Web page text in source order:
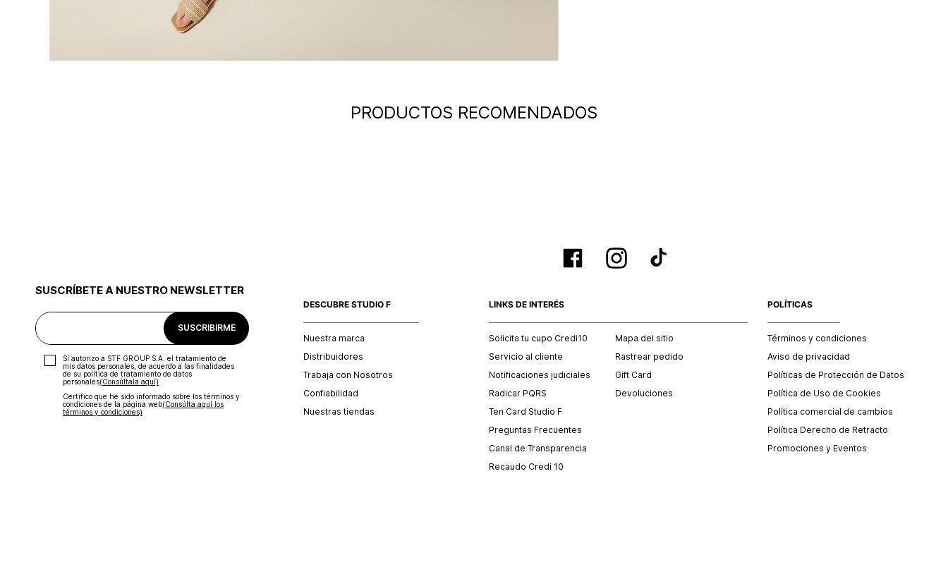
PRODUCTOS RECOMENDADOS
SUSCRÍBETE A NUESTRO NEWSLETTER
SUSCRIBIRME
Sí autorizo a STF GROUP S.A. el tratamiento de
mis datos personales, de acuerdo a las finalidades
de su política de tratamiento de datos
personales‎(Consúltala aquí)
Certifico que he sido informado sobre los términos y
condiciones de la página web‎(Consúlta aquí los
términos y condiciones)
DESCUBRE STUDIO F
Nuestra marca
Distribuidores
Trabaja con Nosotros
Confiabilidad
Nuestras tiendas
LINKS DE INTERÉS
Solicita tu cupo Credi10
Servicio al cliente
Notificaciones judiciales
Radicar PQRS
Ten Card Studio F
Preguntas Frecuentes
Canal de Transparencia
Recaudo Credi 10
Mapa del sitio
Rastrear pedido
Gift Card
Devoluciones
POLÍTICAS
Términos y condiciones
Aviso de privacidad
Políticas de Protección de Datos
Política de Uso de Cookies
Política comercial de cambios
Política Derecho de Retracto
Promociones y Eventos